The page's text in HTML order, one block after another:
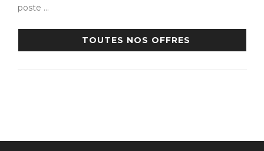
poste …
TOUTES NOS OFFRES